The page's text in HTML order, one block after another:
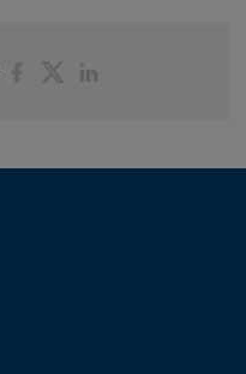
PartagerPartager